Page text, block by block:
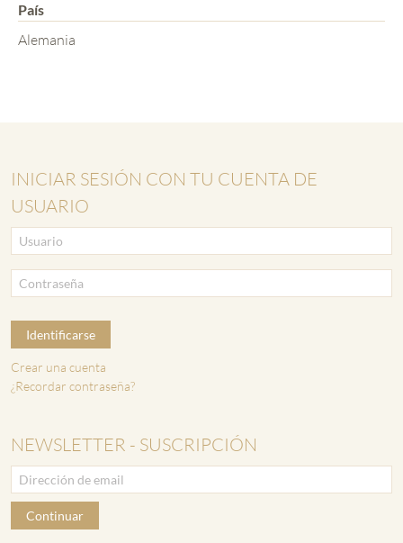
País
Alemania
INICIAR SESIÓN CON TU CUENTA DE
USUARIO
Identificarse
Crear una cuenta
¿Recordar contraseña?
NEWSLETTER - SUSCRIPCIÓN
Continuar